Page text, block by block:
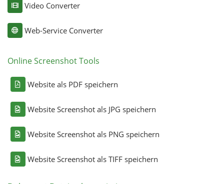
Video Converter
Web-Service Converter
Online Screenshot Tools
Website als PDF speichern
Website Screenshot als JPG speichern
Website Screenshot als PNG speichern
Website Screenshot als TIFF speichern